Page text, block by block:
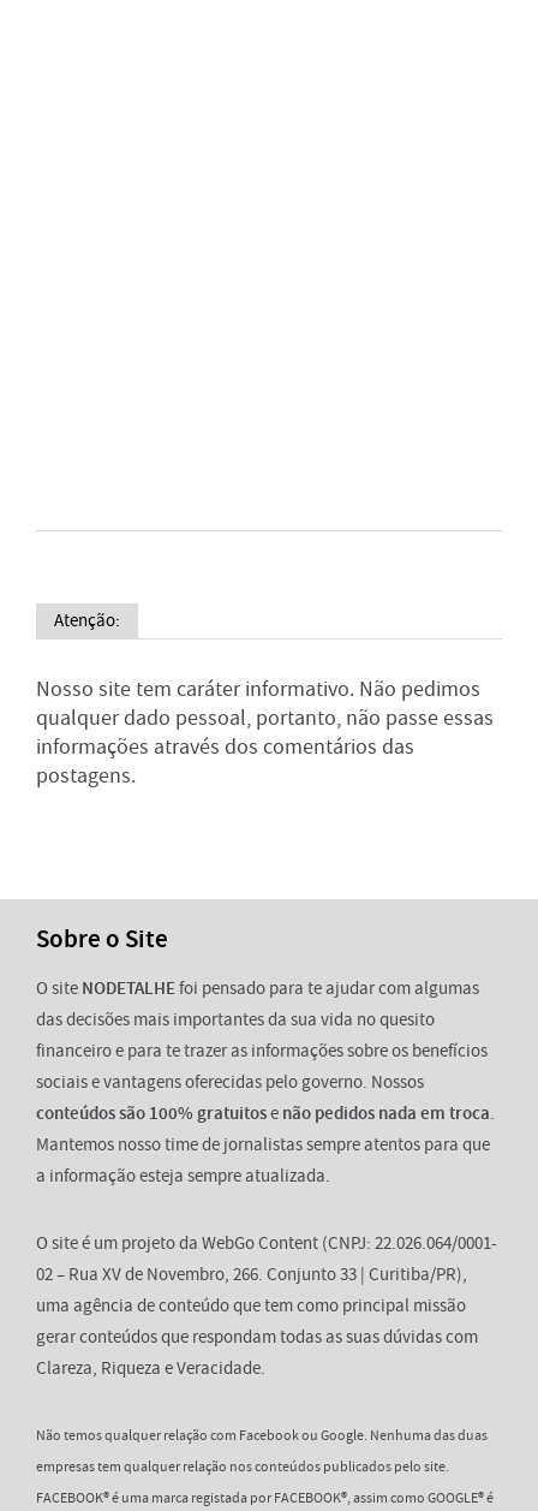
Atenção:
Nosso site tem caráter informativo. Não pedimos
qualquer dado pessoal, portanto, não passe essas
informações através dos comentários das
postagens.
Sobre o Site
O site NODETALHEfoi pensado para te ajudar com algumas
das decisões mais importantes da sua vida no quesito
financeiro e para te trazer as informações sobre os benefícios
sociais e vantagens oferecidas pelo governo. Nossos
conteúdos são 100% gratuitose não pedidos nada em troca.
Mantemos nosso time de jornalistas sempre atentos para que
a informação esteja sempre atualizada.
O site é um projeto da WebGo Content (CNPJ: 22.026.064/0001-
02 – Rua XV de Novembro, 266. Conjunto 33 | Curitiba/PR),
uma agência de conteúdo que tem como principal missão
gerar conteúdos que respondam todas as suas dúvidas com
Clareza, Riqueza e Veracidade.
Não temos qualquer relação com Facebook ou Google. Nenhuma das duas
empresas tem qualquer relação nos conteúdos publicados pelo site.
FACEBOOK® é uma marca registada por FACEBOOK®, assim como GOOGLE® é